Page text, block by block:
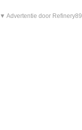
▼ Advertentie door Refinery89